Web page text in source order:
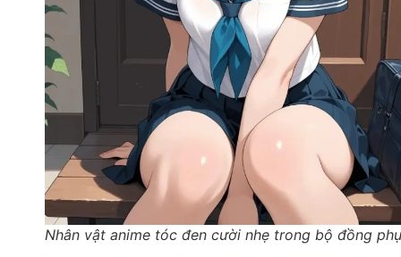
Nhân vật anime tóc đen cười nhẹ trong bộ đồng